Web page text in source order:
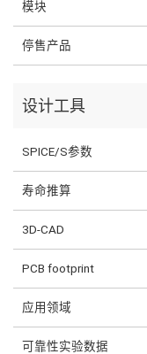
模块
停售产品
设计工具
SPICE/S参数
寿命推算
3D-CAD
PCB footprint
应用领域
可靠性实验数据